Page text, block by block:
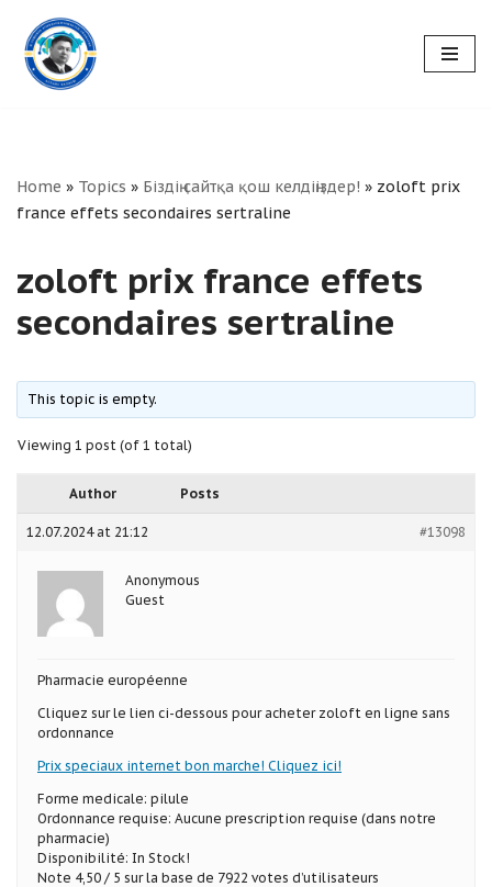
Skip
to
Home » Topics » Біздің сайтқа қош келдіңіздер! » zoloft prix
france effets secondaires sertraline
zoloft prix france effets
secondaires sertraline
This topic is empty.
Viewing 1 post (of 1 total)
Author Posts
12.07.2024 at 21:12 #13098
Anonymous
Guest
Pharmacie européenne
Cliquez sur le lien ci-dessous pour acheter zoloft en ligne sans
ordonnance
Prix speciaux internet bon marche! Cliquez ici!
Forme medicale: pilule
Ordonnance requise: Aucune prescription requise (dans notre
pharmacie)
Disponibilité: In Stock!
Note 4,50 / 5 sur la base de 7922 votes d’utilisateurs